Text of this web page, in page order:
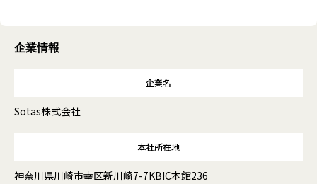
企業情報
企業名
Sotas株式会社
本社所在地
神奈川県川崎市幸区新川崎7-7KBIC本館236